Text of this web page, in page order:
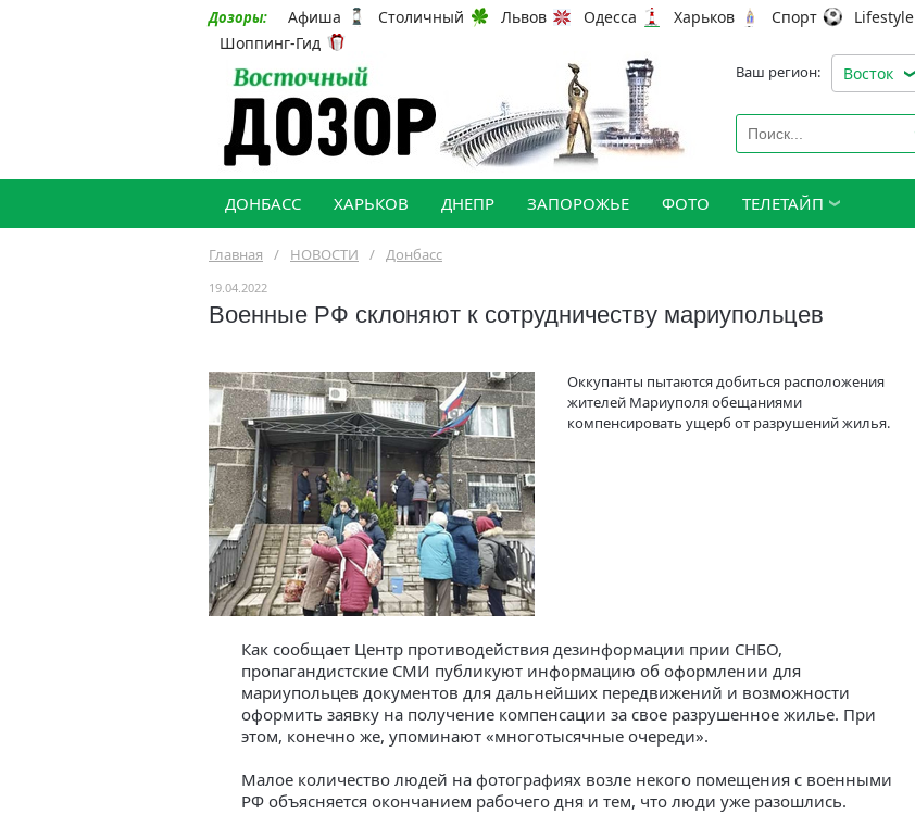
Дозоры: Афиша Столичный Львов Одесса Харьков Спорт Lifestyle
Шоппинг-Гид
Ваш регион: Восток
ДОНБАСС ХАРЬКОВ ДНЕПР ЗАПОРОЖЬЕ ФОТО ТЕЛЕТАЙП
Главная / НОВОСТИ / Донбасс
19.04.2022
Военные РФ склоняют к сотрудничеству мариупольцев
Оккупанты пытаются добиться расположения
жителей Мариуполя обещаниями
компенсировать ущерб от разрушений жилья.
Как сообщает Центр противодействия дезинформации прии СНБО,
пропагандистские СМИ публикуют информацию об оформлении для
мариупольцев документов для дальнейших передвижений и возможности
оформить заявку на получение компенсации за свое разрушенное жилье. При
этом, конечно же, упоминают «многотысячные очереди».
Малое количество людей на фотографиях возле некого помещения с военными
РФ объясняется окончанием рабочего дня и тем, что люди уже разошлись.